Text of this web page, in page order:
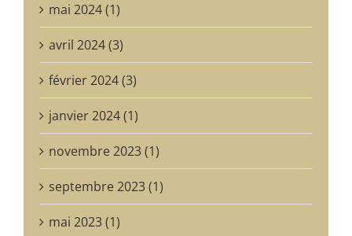
mai 2024 (1)
avril 2024 (3)
février 2024 (3)
janvier 2024 (1)
novembre 2023 (1)
septembre 2023 (1)
mai 2023 (1)